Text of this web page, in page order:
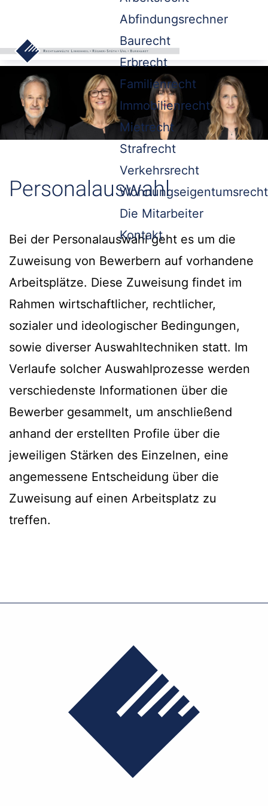
Abfindungsrechner
Baurecht
Erbrecht
Familienrecht
Immobilienrecht
Mietrecht
Strafrecht
Verkehrsrecht
Wohnungseigentumsrecht
Die Mitarbeiter
Kontakt
Personalauswahl
Bei der Personalauswahl geht es um die
Zuweisung von Bewerbern auf vorhandene
Arbeitsplätze. Diese Zuweisung findet im
Rahmen wirtschaftlicher, rechtlicher,
sozialer und ideologischer Bedingungen,
sowie diverser Auswahltechniken statt. Im
Verlaufe solcher Auswahlprozesse werden
verschiedenste Informationen über die
Bewerber gesammelt, um anschließend
anhand der erstellten Profile über die
jeweiligen Stärken des Einzelnen, eine
angemessene Entscheidung über die
Zuweisung auf einen Arbeitsplatz zu
treffen.